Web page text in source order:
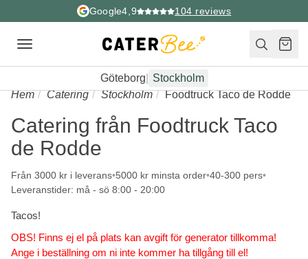
Google4,9 104 reviews
Toggle
Göteborg
Stockholm
Hem
Catering Stockholm Foodtruck Taco de Rodde
Catering från Foodtruck Taco
de Rodde
Från 3000 kr i leverans 5000 kr minsta order 40-300 pers
Leveranstider: må - sö 8:00 - 20:00
Tacos!
OBS! Finns ej el på plats kan avgift för generator tillkomma!
Ange i beställning om ni inte kommer ha tillgång till el!